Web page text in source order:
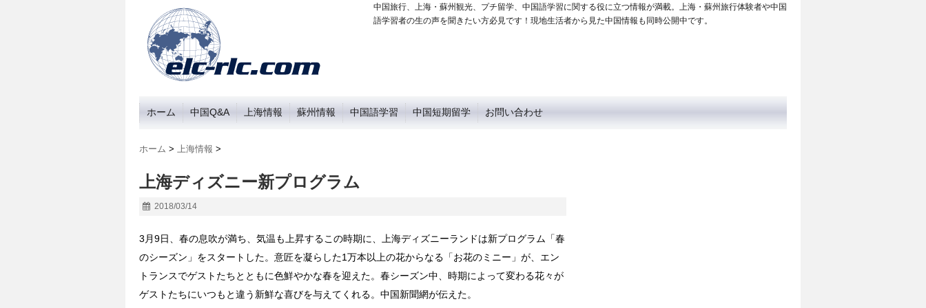
中国旅行、上海・蘇州観光、プチ留学、中国語学習に関する役に立つ情報が満載。上海・蘇州旅行体験者や中国
語学習者の生の声を聞きたい方必見です！現地生活者から見た中国情報も同時公開中です。
ホーム 中国Q&A 上海情報 蘇州情報 中国語学習 中国短期留学 お問い合わせ
ホーム > 上海情報 >
上海ディズニー新プログラム
2018/03/14
3月9日、春の息吹が満ち、気温も上昇するこの時期に、上海ディズニーランドは新プログラム「春
のシーズン」をスタートした。意匠を凝らした1万本以上の花からなる「お花のミニー」が、エン
トランスでゲストたちとともに色鮮やかな春を迎えた。春シーズン中、時期によって変わる花々が
ゲストたちにいつもと違う新鮮な喜びを与えてくれる。中国新聞網が伝えた。